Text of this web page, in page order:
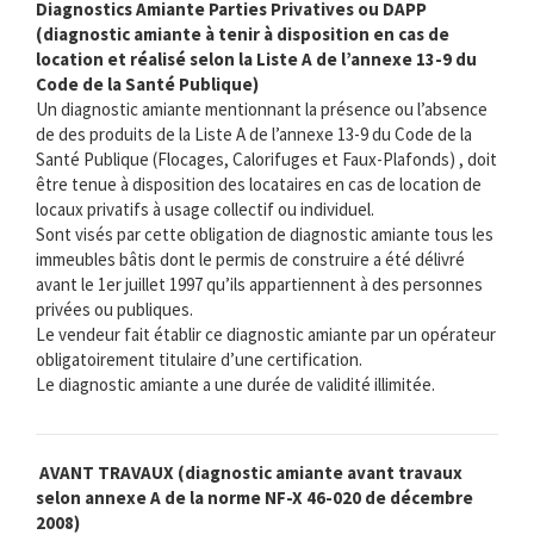
Diagnostics Amiante Parties Privatives ou DAPP
(diagnostic amiante à tenir à disposition en cas de
location et réalisé selon la Liste A de l’annexe 13-9 du
Code de la Santé Publique)
Un diagnostic amiante mentionnant la présence ou l’absence
de des produits de la Liste A de l’annexe 13-9 du Code de la
Santé Publique (Flocages, Calorifuges et Faux-Plafonds) , doit
être tenue à disposition des locataires en cas de location de
locaux privatifs à usage collectif ou individuel.
Sont visés par cette obligation de diagnostic amiante tous les
immeubles bâtis dont le permis de construire a été délivré
avant le 1er juillet 1997 qu’ils appartiennent à des personnes
privées ou publiques.
Le vendeur fait établir ce diagnostic amiante par un opérateur
obligatoirement titulaire d’une certification.
Le diagnostic amiante a une durée de validité illimitée.
AVANT TRAVAUX (diagnostic amiante avant travaux
selon annexe A de la norme NF-X 46-020 de décembre
2008)